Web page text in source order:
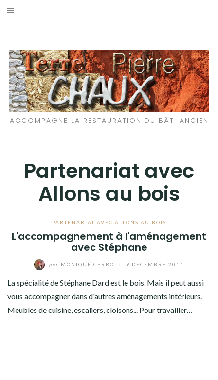
Aller
ACCOMPAGNE LA RESTAURATION DU BÂTI ANCIEN
Partenariat avec
Allons au bois
PARTENARIAT AVEC ALLONS AU BOIS
L'accompagnement à l'aménagement
avec Stéphane
par MONIQUE CERRO 9 DÉCEMBRE 2011
La spécialité de Stéphane Dard est le bois. Mais il peut aussi
vous accompagner dans d'autres aménagements intérieurs.
Meubles de cuisine, escaliers, cloisons... Pour travailler…
PARTICIPATIFS
CHANTIERS RÉALISÉS
QUE PROPOSONS-NOUS ?